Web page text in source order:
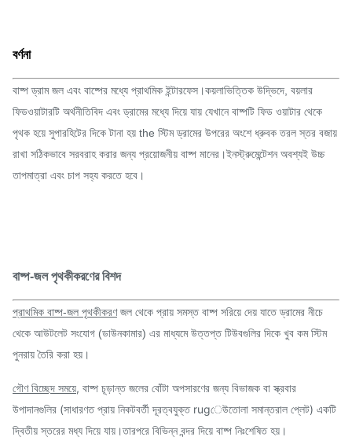
বর্ণনা
বাষ্প ড্রাম জল এবং বাষ্পের মধ্যে প্রাথমিক ইন্টারফেস।কয়লাভিত্তিক উদ্ভিদে, বয়লার
ফিডওয়াটারটি অর্থনীতিবিদ এবং ড্রামের মধ্যে দিয়ে যায় যেখানে বাষ্পটি ফিড ওয়াটার থেকে
পৃথক হয়ে সুপারহিটের দিকে টানা হয় the স্টিম ড্রামের উপরের অংশে ধ্রুবক তরল স্তর বজায়
রাখা সঠিকভাবে সরবরাহ করার জন্য প্রয়োজনীয় বাষ্প মানের।ইনস্ট্রুমেন্টেশন অবশ্যই উচ্চ
তাপমাত্রা এবং চাপ সহ্য করতে হবে।
বাষ্প-জল পৃথকীকরণের বিশদ
প্রাথমিক বাষ্প-জল পৃথকীকরণজল থেকে প্রায় সমস্ত বাষ্প সরিয়ে দেয় যাতে ড্রামের নীচে
থেকে আউটলেট সংযোগ (ডাউনকামার) এর মাধ্যমে উত্তপ্ত টিউবগুলির দিকে খুব কম স্টিম
পুনরায় তৈরি করা হয়।
গৌণ বিচ্ছেদ সময়ে, বাষ্প চূড়ান্ত জলের বোঁটা অপসারণের জন্য বিভাজক বা স্ক্রবার
উপাদানগুলির (সাধারণত প্রায় নিকটবর্তী দূরত্বযুক্ত rugেউতোলা সমান্তরাল প্লেট) একটি
দ্বিতীয় স্তরের মধ্য দিয়ে যায়।তারপরে বিভিন্ন বন্দর দিয়ে বাষ্প নিঃশেষিত হয়।